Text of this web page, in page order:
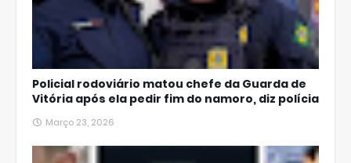
Policial rodoviário matou chefe da Guarda de
Vitória após ela pedir fim do namoro, diz polícia
Março 23, 2026